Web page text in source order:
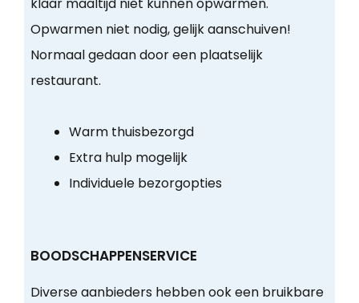
klaar maaltijd niet kunnen opwarmen.
Opwarmen niet nodig, gelijk aanschuiven!
Normaal gedaan door een plaatselijk
restaurant.
Warm thuisbezorgd
Extra hulp mogelijk
Individuele bezorgopties
BOODSCHAPPENSERVICE
Diverse aanbieders hebben ook een bruikbare